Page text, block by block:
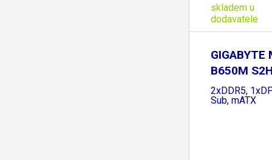
skladem u
dodavatele
GIGABYTE
B650M
2xDDR5,
Sub, mATX